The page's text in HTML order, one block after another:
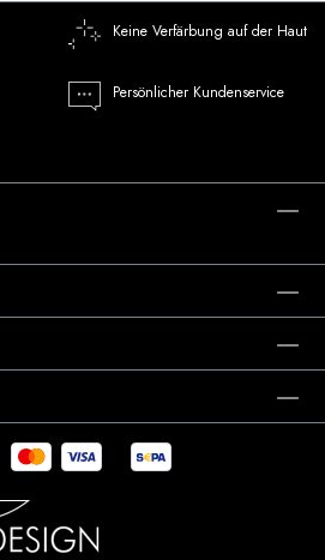
Keine Verfärbung auf der Haut
Persönlicher Kundenservice